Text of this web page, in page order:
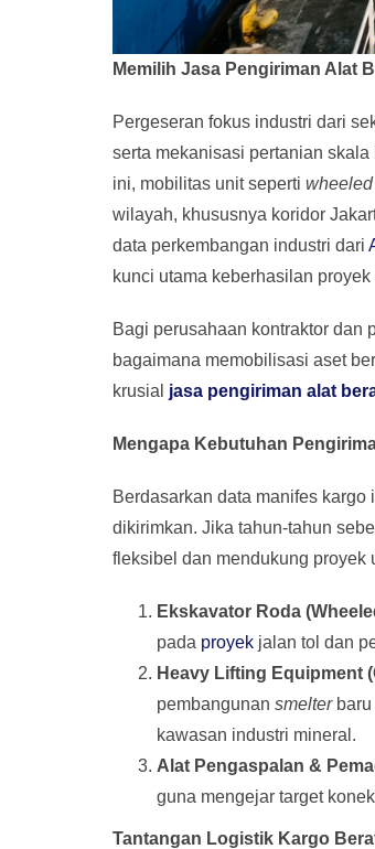
Memilih Jasa Pengiriman Alat
Pergeseran fokus industri dari
serta mekanisasi pertanian skala
ini, mobilitas unit seperti
wilayah, khususnya koridor
data perkembangan industri dari
kunci utama keberhasilan
Bagi perusahaan kontraktor dan
bagaimana memobilisasi aset
krusial jasa pengiriman alat
Mengapa Kebutuhan
Berdasarkan data manifes
dikirimkan. Jika tahun-tahun
fleksibel dan mendukung proyek
Ekskavator Roda
pada proyek jalan tol dan
Heavy Lifting Equipment
pembangunan smelterbaru
kawasan industri mineral.
Alat Pengaspalan &
guna mengejar target
Tantangan Logistik Kargo